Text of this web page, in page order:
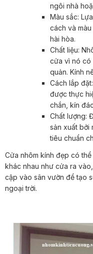
ngôi nhà
Màu sắc:
cách và
hài hòa.
Chất liệu:
cửa vì nó có
quản. Kính
Cách lắp
được thực
chắn, kín
Chất lượng:
sản xuất bởi
tiêu chuẩn
Cửa nhôm kính đẹp có thể được sử dụng trong nhiều không gian
khác nhau như cửa ra
cập vào sân vườn để tạo
ngoại trời.